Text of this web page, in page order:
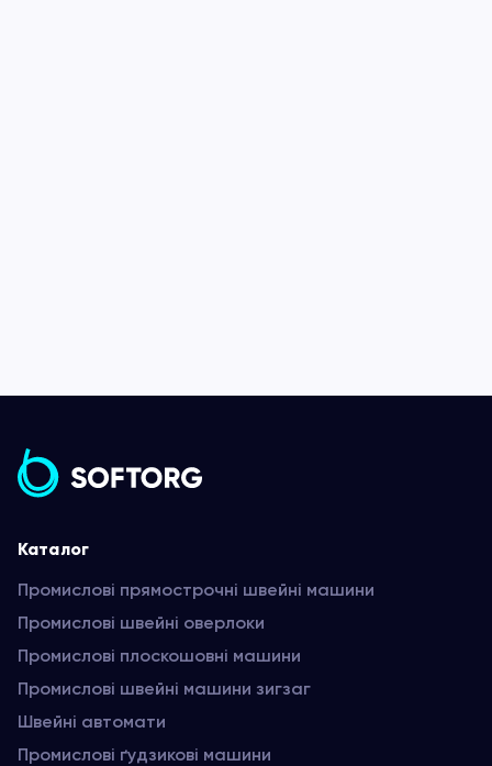
Каталог
Промислові прямострочні швейні машини
Промислові швейні оверлоки
Промислові плоскошовні машини
Промислові швейні машини зигзаг
Швейні автомати
Промислові ґудзикові машини